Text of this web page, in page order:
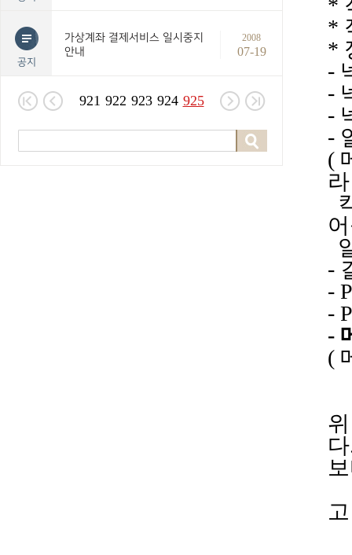
공지
가상계좌 결제서비스 일시중지
안내
2008
07-19
921 922 923 924 925
*
*
*
-
-
-
-
(
-
-
-
-
(
다